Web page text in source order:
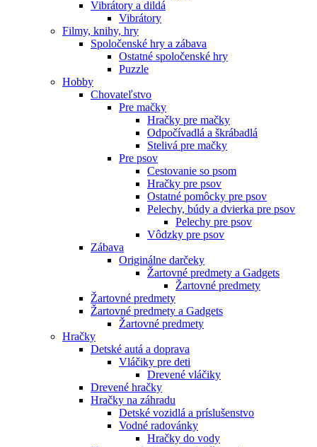
Vibrátory a dildá
Vibrátory
Filmy, knihy, hry
Spoločenské hry a zábava
Ostatné spoločenské hry
Puzzle
Hobby
Chovateľstvo
Pre mačky
Hračky pre mačky
Odpočívadlá a škrábadlá
Stelivá pre mačky
Pre psov
Cestovanie so psom
Hračky pre psov
Ostatné pomôcky pre psov
Pelechy, búdy a dvierka pre psov
Pelechy pre psov
Vôdzky pre psov
Zábava
Originálne darčeky
Žartovné predmety a Gadgets
Žartovné predmety
Žartovné predmety
Žartovné predmety a Gadgets
Žartovné predmety
Hračky
Detské autá a doprava
Vláčiky pre deti
Drevené vláčiky
Drevené hračky
Hračky na záhradu
Detské vozidlá a príslušenstvo
Vodné radovánky
Hračky do vody